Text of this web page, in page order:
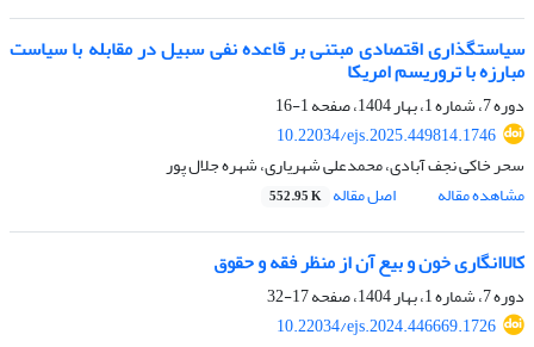
سیاستگذاری اقتصادی مبتنی بر قاعده نفی سبیل در مقابله با سیاست
مبارزه با تروریسم امریکا
دوره 7، شماره 1، بهار 1404، صفحه
1-16
10.22034/ejs.2025.449814.1746
سحر خاکی نجف آبادی، محمدعلی شهریاری، شهره جلال پور
مشاهده مقاله
اصل مقاله 552.95 K
کالاانگاری خون و بیع آن از منظر فقه و حقوق
دوره 7، شماره 1، بهار 1404، صفحه
17-32
10.22034/ejs.2024.446669.1726